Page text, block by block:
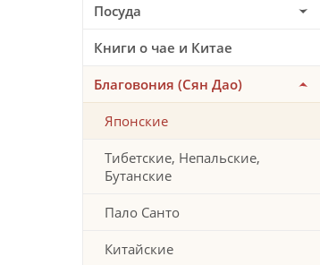
Посуда
Книги о чае и Китае
Благовония (Сян Дао)
Японские
Тибетские, Непальские,
Бутанские
Пало Санто
Китайские